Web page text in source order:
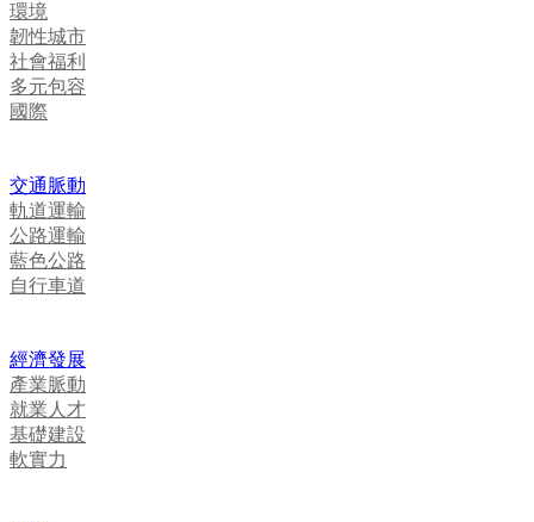
環境
韌性城市
社會福利
多元包容
國際
交通脈動
軌道運輸
公路運輸
藍色公路
自行車道
經濟發展
產業脈動
就業人才
基礎建設
軟實力